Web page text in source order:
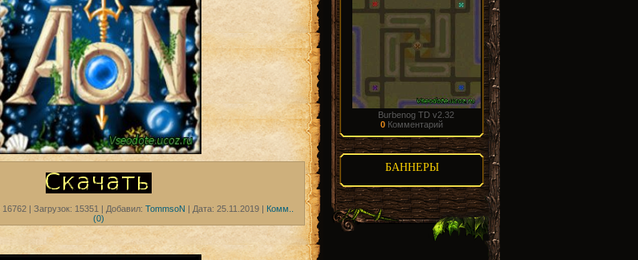
16762 | Загрузок: 15351 | Добавил: TommsoN | Дата: 25.11.2019 | Комм..
(0)
Burbenog TD v2.32
0 Комментарий
БАННЕРЫ